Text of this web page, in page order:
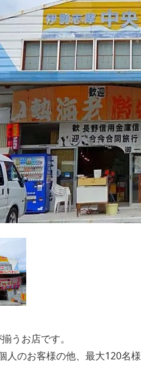
うお店です。
人のお客様の他、最大120名